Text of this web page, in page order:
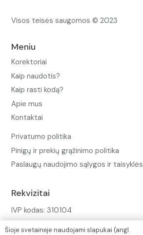
Visos teisės saugomos © 2023
Meniu
Korektoriai
Kaip naudotis?
Kaip rasti kodą?
Apie mus
Kontaktai
Privatumo politika
Pinigų ir prekių grąžinimo politika
Paslaugų naudojimo sąlygos ir taisyklės
Rekvizitai
IVP kodas: 310104
Šioje svetainėje naudojami slapukai (angl.